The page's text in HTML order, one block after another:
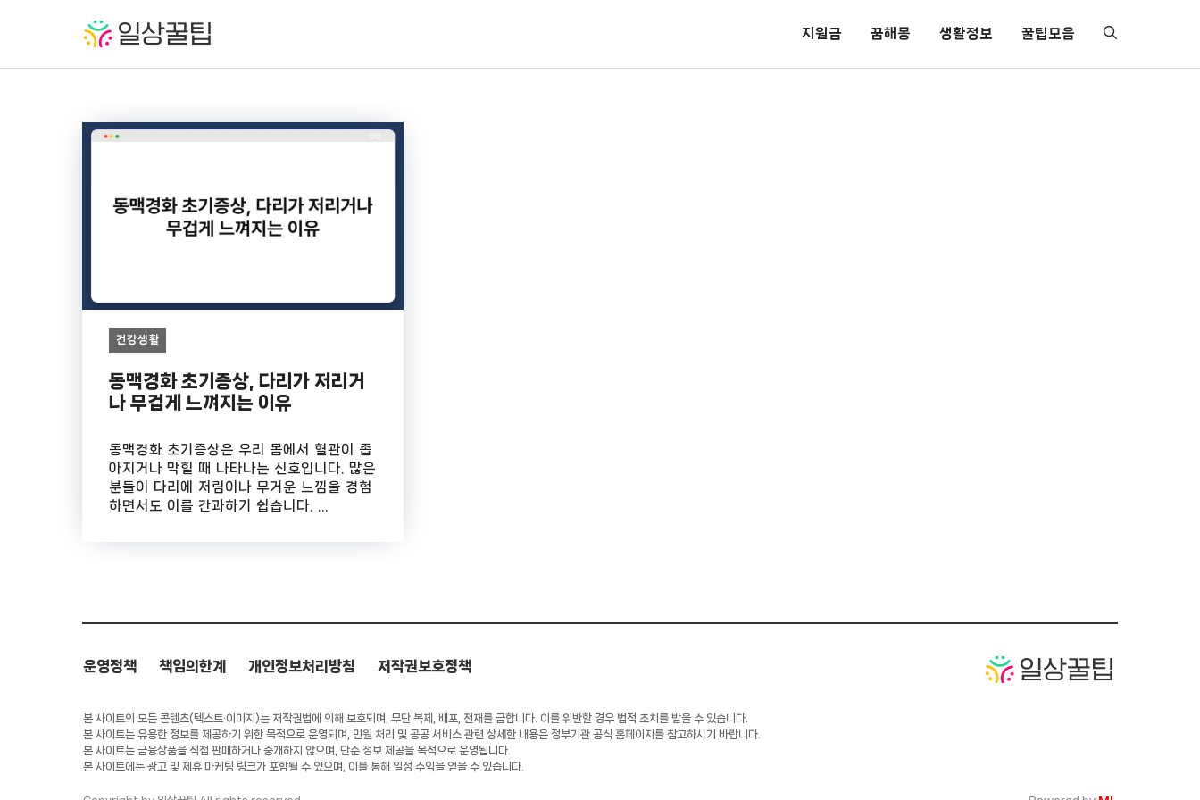
지원금 꿈해몽 생활정보 꿀팁모음
건강생활
동맥경화 초기증상, 다리가 저리거
나 무겁게 느껴지는 이유
동맥경화 초기증상은 우리 몸에서 혈관이 좁
아지거나 막힐 때 나타나는 신호입니다. 많은
분들이 다리에 저림이나 무거운 느낌을 경험
하면서도 이를 간과하기 쉽습니다. ...
운영정책 책임의한계 개인정보처리방침 저작권보호정책
본 사이트의 모든 콘텐츠(텍스트·이미지)는 저작권법에 의해 보호되며, 무단 복제, 배포, 전재를 금합니다. 이를 위반할 경우 법적 조치를 받을 수 있습니다.
본 사이트는 유용한 정보를 제공하기 위한 목적으로 운영되며, 민원 처리 및 공공 서비스 관련 상세한 내용은 정부기관 공식 홈페이지를 참고하시기 바랍니다.
본 사이트는 금융상품을 직접 판매하거나 중개하지 않으며, 단순 정보 제공을 목적으로 운영됩니다.
본 사이트에는 광고 및 제휴 마케팅 링크가 포함될 수 있으며, 이를 통해 일정 수익을 얻을 수 있습니다.